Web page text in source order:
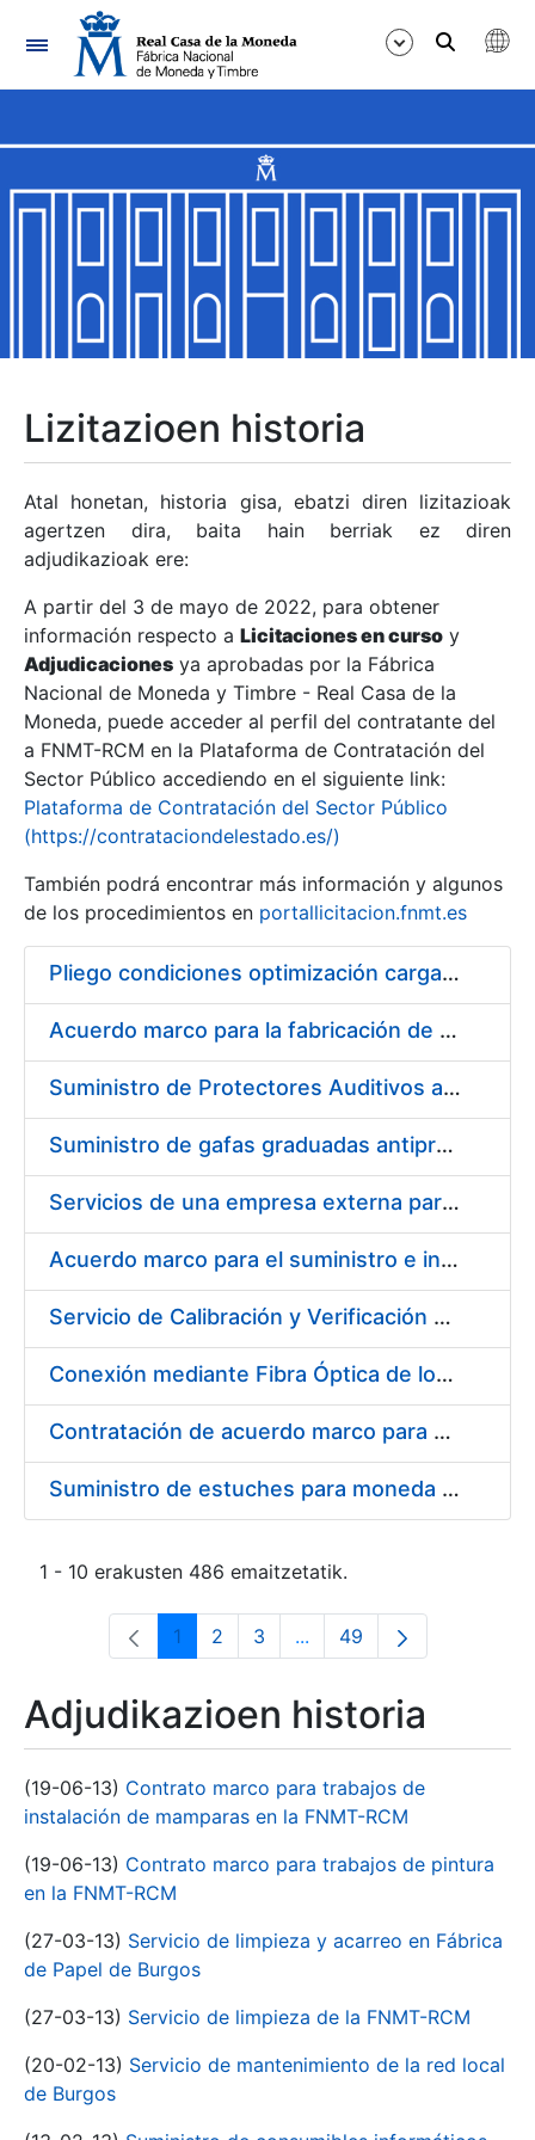
Nabigazioa
Erakutsi/Ezkutatu
Erakutsi/Ezkutatu
Erakutsi/Ezkutatu
Erakutsi/Ezkutatu
Erakutsi/Ezkutatu
Erakutsi/Ezkutatu
Erakutsi/Ezkutatu
Erakutsi/Ezkutatu
Lizitazioen historia
Atal honetan, historia gisa, ebatzi diren lizitazioak
agertzen dira, baita hain berriak ez diren
adjudikazioak ere:
A partir del 3 de mayo de 2022, para obtener
información respecto a Licitaciones en curso y
Adjudicaciones ya aprobadas por la Fábrica
Nacional de Moneda y Timbre - Real Casa de la
Moneda, puede acceder al perfil del contratante del
a FNMT-RCM en la Plataforma de Contratación del
Sector Público accediendo en el siguiente link:
Plataforma de Contratación del Sector Público
(https://contrataciondelestado.es/)
También podrá encontrar más información y algunos
de los procedimientos en portallicitacion.fnmt.es
Pliego condiciones optimización cargas compras firmado
Acuerdo marco para la fabricación de piezas
Suministro de Protectores Auditivos a medida para las personas trabajadoras de los Centros de Trabajo de Madrid y Burgos
Suministro de gafas graduadas antiproyecciones para los trabajadores de la FNMT-RCM en los centros de trabajo de Madrid y Burgos
Servicios de una empresa externa para el asesoramiento y resolución de los recursos de alzada que se presentan relacionados con procesos de selección para la FNMT-RCM
Acuerdo marco para el suministro e instalación de persianas, estores y otros complementos
Servicio de Calibración y Verificación Externa de los Equipos de Medición del Servicio de Prevención de la FNMT-RCM
Conexión mediante Fibra Óptica de los Centros de Proceso de Datos (CPDs) de las sedes de la FNMT-RCM de Burgos y Madrid
Contratación de acuerdo marco para el Suministro de Material de Electricidad para la Fábrica Nacional de Moneda y Timbre-Real Casa de la Moneda en su centro de trabajo de Burgos
Suministro de estuches para moneda de 30 €
1 - 10 erakusten 486 emaitzetatik.
Orrialdea
1 Orrialdea
2 Orrialdea
3 ...Intermediate Pages Use
Orrialdea
49
Adjudikazioen historia
(19-06-13) Contrato marco para trabajos de
instalación de mamparas en la FNMT-RCM
(19-06-13) Contrato marco para trabajos de pintura
en la FNMT-RCM
(27-03-13) Servicio de limpieza y acarreo en Fábrica
de Papel de Burgos
(27-03-13) Servicio de limpieza de la FNMT-RCM
(20-02-13) Servicio de mantenimiento de la red local
de Burgos